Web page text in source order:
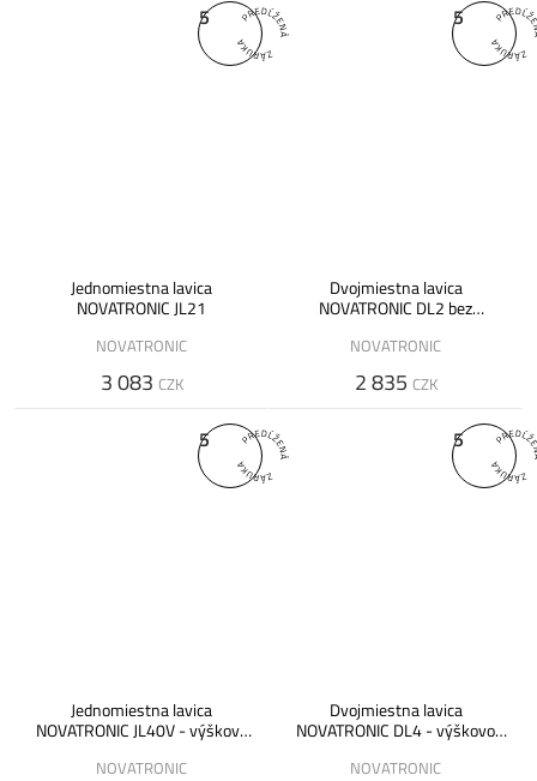
5
Jednomiestna lavica
NOVATRONIC JL21
NOVATRONIC
3 083 CZK
5
Dvojmiestna lavica
NOVATRONIC DL2 bez
NOVATRONIC
2 835 CZK
5
Jednomiestna lavica
NOVATRONIC JL40V - výškovo
NOVATRONIC
5
Dvojmiestna lavica
NOVATRONIC DL4 - výškovo
NOVATRONIC